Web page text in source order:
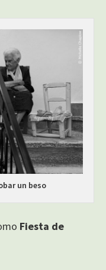
un beso
Fiesta de